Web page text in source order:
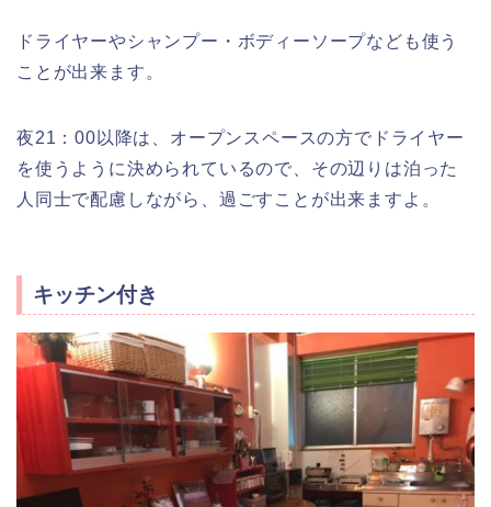
ドライヤーやシャンプー・ボディーソープなども使う
ことが出来ます。
夜21：00以降は、オープンスペースの方でドライヤー
を使うように決められているので、その辺りは泊った
人同士で配慮しながら、過ごすことが出来ますよ。
キッチン付き